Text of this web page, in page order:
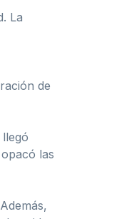
La
de
las